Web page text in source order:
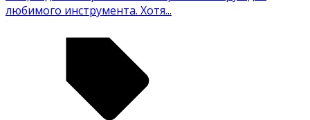
любимого инструмента. Хотя...